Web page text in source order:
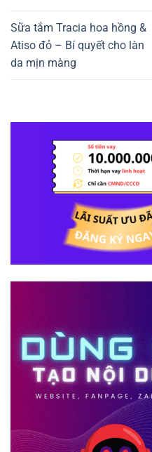
Sữa tắm Tracia hoa hồng &
Atiso đỏ – Bí quyết cho làn
da mịn màng